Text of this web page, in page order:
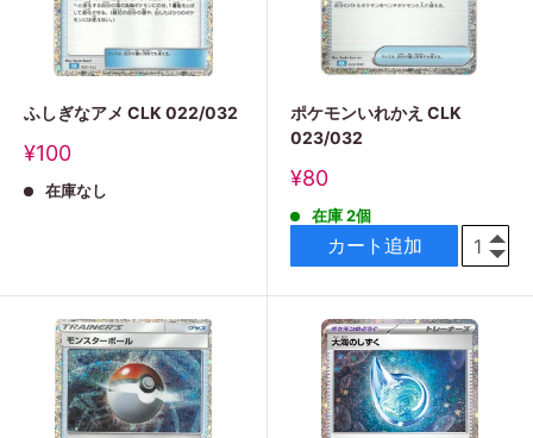
ふしぎなアメ CLK 022/032
販
価
¥100
在庫なし
ポケモンいれかえ CLK
023/032
販
価
¥80
在庫 2個
カート追加